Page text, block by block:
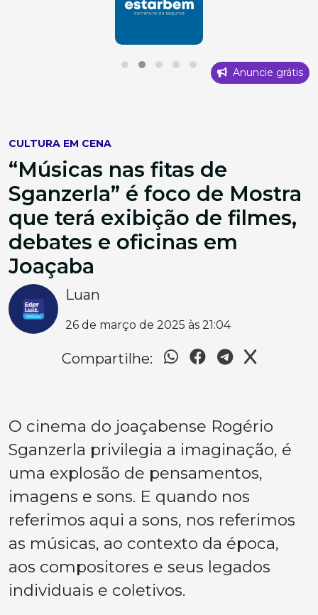
Anuncie grátis
CULTURA EM CENA
“Músicas nas fitas de
Sganzerla” é foco de Mostra
que terá exibição de filmes,
debates e oficinas em
Joaçaba
Luan
26 de março de 2025 às 21:04
Compartilhe:
O cinema do joaçabense Rogério
Sganzerla privilegia a imaginação, é
uma explosão de pensamentos,
imagens e sons. E quando nos
referimos aqui a sons, nos referimos
as músicas, ao contexto da época,
aos compositores e seus legados
individuais e coletivos.